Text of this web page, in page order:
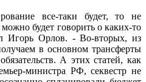
все-таки будет, то не
будет говорить о каких-то
Игорь Орлов. - Во-вторых, из
в основном трансферты
А этих статей, как
министра РФ, секвестр не